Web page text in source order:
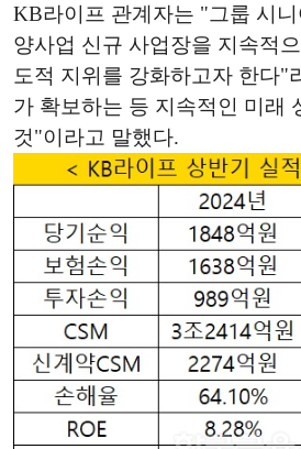
KB라이프 관계자는 "그룹 시
양사업 신규 사업장을 지속적
도적 지위를 강화하고자 한다"
가 확보하는 등 지속적인 미래
것"이라고 말했다.